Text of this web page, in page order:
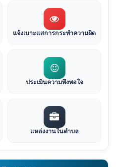
แจ้งเบาะแสการกระทำความผิด
ประเมินความพึงพอใจ
แหล่งงานในตำบล